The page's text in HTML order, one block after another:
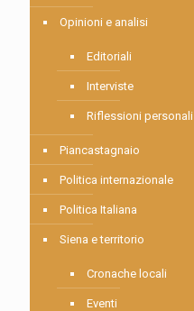
Opinioni e analisi
Editoriali
Interviste
Riflessioni personali
Piancastagnaio
Politica internazionale
Politica Italiana
Siena e territorio
Cronache locali
Eventi